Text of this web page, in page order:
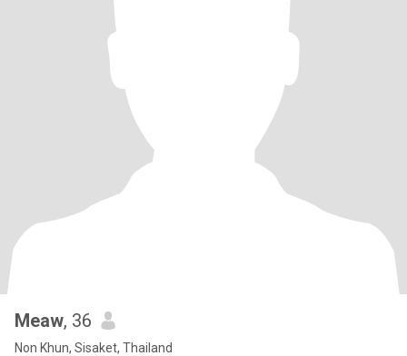
Meaw, 36
Non Khun, Sisaket, Thailand